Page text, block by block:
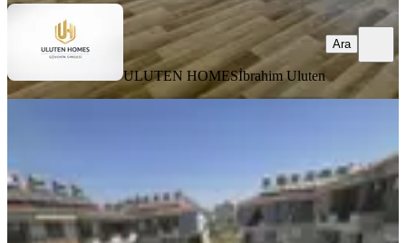
ULUTEN HOMESİbrahim Uluten
Ara
Manavgat, Sarılar Mahallesi
2+1 ·100 m²·3. Kat· 09.07.2026